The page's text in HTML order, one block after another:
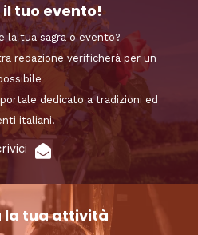
il tuo evento!
la tua sagra o evento?
redazione verificherà per un
dedicato a tradizioni ed
italiani.
la tua attività